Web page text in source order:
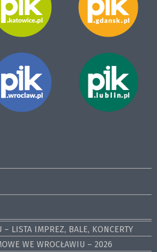
– LISTA IMPREZ, BALE, KONCERTY
WE WROCŁAWIU – 2026